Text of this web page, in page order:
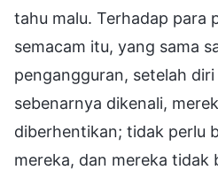
tahu malu. Terhadap para
semacam itu, yang sama
pengangguran, setelah
sebenarnya dikenali,
diberhentikan; tidak perlu
mereka, dan mereka tidak